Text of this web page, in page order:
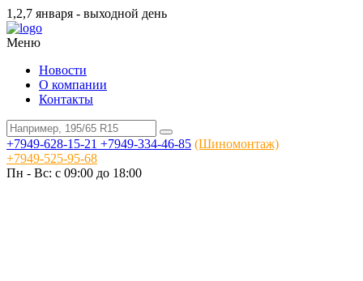
1,2,7 января - выходной день
Меню
Новости
О компании
Контакты
+7949-628-15-21 +7949-334-46-85 (Шиномонтаж)
+7949-525-95-68
Пн - Вс: c 09:00 до 18:00